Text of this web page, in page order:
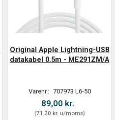
Original Apple Lightning-USB
datakabel 0.5m - ME291ZM/A
Varenr.: 707973 L6-50
89,00 kr.
(71,20 kr. u/moms)